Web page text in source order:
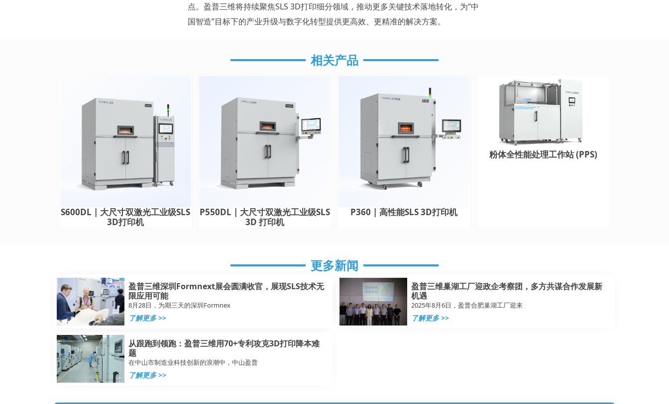
点。盈普三维将持续聚焦SLS 3D打印细分领域，推动更多关键技术落地转化，为“中
国智造”目标下的产业升级与数字化转型提供更高效、更精准的解决方案。
相关产品
S600DL | 大尺寸双激光工业级SLS
3D打印机
P550DL | 大尺寸双激光工业级SLS
3D 打印机
P360 | 高性能SLS 3D打印机
粉体全性能处理工作站 (PPS)
更多新闻
盈普三维深圳Formnext展会圆满收官，展现SLS技术无
限应用可能
8月28日，为期三天的深圳Formnex
了解更多 >>
盈普三维巢湖工厂迎政企考察团，多方共谋合作发展新
机遇
2025年8月6日，盈普合肥巢湖工厂迎来
了解更多 >>
从跟跑到领跑：盈普三维用70+专利攻克3D打印降本难
题
在中山市制造业科技创新的浪潮中，中山盈普
了解更多 >>